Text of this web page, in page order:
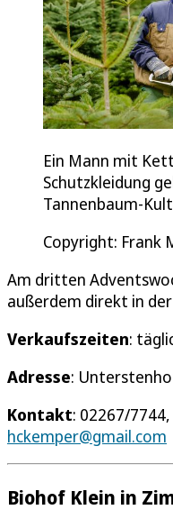
Ein Mann mit
Schutzkleidung
Tannenbaum-
Copyright: Frank
Am dritten
außerdem direkt in
Verkaufszeiten:
Adresse:
Kontakt: 02267/
hckemper@gmail.com
Biohof Klein in